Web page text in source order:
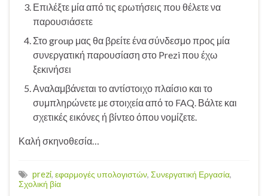
Επιλέξτε μία από τις ερωτήσεις που θέλετε να
παρουσιάσετε
Στο group μας θα βρείτε ένα σύνδεσμο προς μία
συνεργατική παρουσίαση στο Prezi που έχω
ξεκινήσει
Αναλαμβάνεται το αντίστοιχο πλαίσιο και το
συμπληρώνετε με στοιχεία από το FAQ. Βάλτε και
σχετικές εικόνες ή βίντεο όπου νομίζετε.
Καλή σκηνοθεσία…
prezi, εφαρμογές υπολογιστών, Συνεργατική Εργασία,
Σχολική βία